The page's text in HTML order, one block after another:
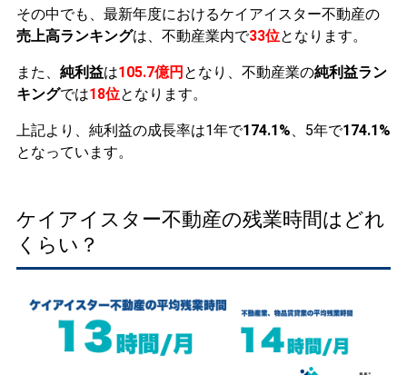
その中でも、最新年度におけるケイアイスター不動産の
売上高ランキングは、不動産業内で33位となります。
また、 純利益は105.7億円 となり、不動産業の純利益ラン
キングでは18位となります。
上記より、純利益の成長率は1年で174.1%、5年で174.1%
となっています。
ケイアイスター不動産の残業時間はどれ
くらい？